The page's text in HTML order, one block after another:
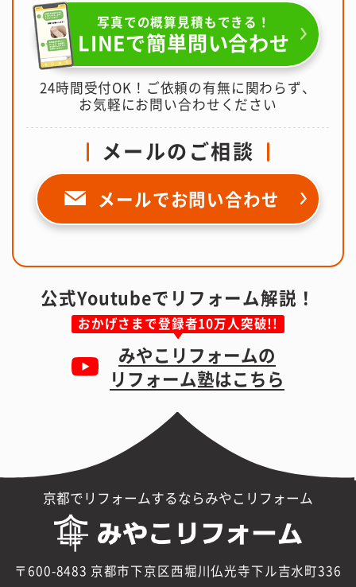
写真での概算見積もできる！
LINEで簡単問い合わせ
24時間受付OK！ご依頼の有無に関わらず、
お気軽にお問い合わせください
メールのご相談
メールでお問い合わせ
公式Youtubeでリフォーム解説！
おかげさまで登録者10万人突破!!
みやこリフォームの
リフォーム塾はこちら
京都でリフォームするならみやこリフォーム
〒600-8483 京都市下京区西堀川仏光寺下ル吉水町336